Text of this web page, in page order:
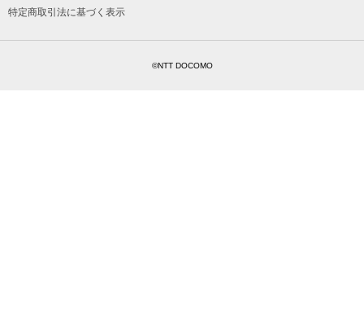
特定商取引法に基づく表示
©NTT DOCOMO